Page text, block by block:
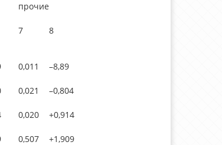
прочие
7 8
0,011
0,021
0,020
0,507
–8,89
–0,804
+0,914
+1,909